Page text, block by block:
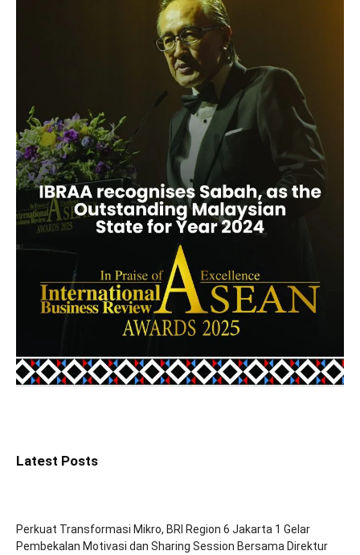
Latest Posts
Perkuat Transformasi Mikro, BRI Region 6 Jakarta 1 Gelar
Pembekalan Motivasi dan Sharing Session Bersama Direktur